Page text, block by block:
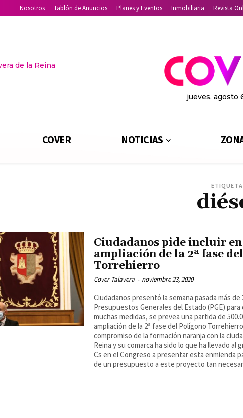
Nosotros Tablón de Anuncios Planes y Eventos Inmobiliaria Revista
de la Reina
jueves, agosto
COVER NOTICIAS
ETIQUETA
Ciudadanos pide incluir en
ampliación de la 2ª fase
Torrehierro
Cover Talavera - noviembre 23, 2020
Ciudadanos presentó la semana pasada más de
Presupuestos Generales del Estado (PGE)
muchas medidas, se prevea una partida de
ampliación de la 2ª fase del Polígono
compromiso de la formación naranja con la
Reina y su comarca ha sido lo que ha llevado al
Cs en el Congreso a presentar esta enmienda
de un presupuesto a este proyecto tan